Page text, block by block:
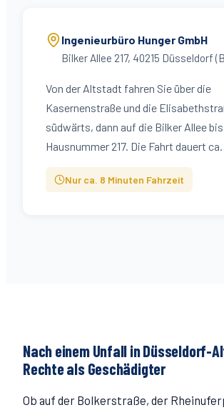
Ingenieurbüro Hunger GmbH
Bilker Allee 217, 40215 Düsseldorf (
Von der Altstadt fahren Sie über die
Kasernenstraße und die
südwärts, dann auf die Bilker Allee bis
Hausnummer 217. Die Fahrt dauert
Nur ca. 8 Minuten Fahrzeit
Nach einem Unfall in Düsseldorf-
Rechte als Geschädigter
Ob auf der Bolkerstraße, der